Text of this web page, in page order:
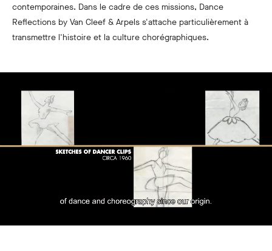
contemporaines. Dans le cadre de ces missions, Dance
Reflections by Van Cleef & Arpels s'attache particulièrement à
transmettre l'histoire et la culture chorégraphiques.